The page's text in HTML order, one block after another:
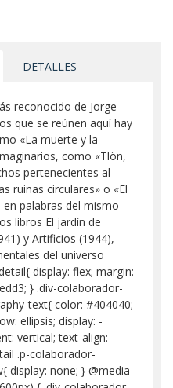
DETALLES
reconocido de Jorge
que se reúnen aquí hay
«La muerte y la
como «Tlön,
pertenecientes al
ruinas circulares» o «El
palabras del mismo
libros El jardín de
y Artificios (1944),
del universo
display: flex; margin:
} .div-colaborador-
text{ color: #404040;
ellipsis; display: -
vertical; text-align:
.p-colaborador-
display: none; } @media